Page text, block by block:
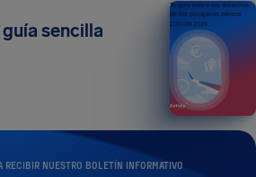
RECIBIR NUESTRO BOLETÍN INFORMATIVO
sencilla
Tu guía sobre los derechos
de los pasajeros aéreos
EDICIÓN 2026